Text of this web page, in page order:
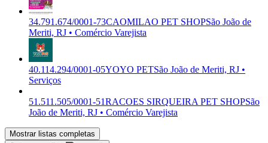
34.791.674/0001-73CAOMILAO PET SHOPSão João de
Meriti, RJ • Comércio Varejista
40.114.294/0001-05YOYO PETSão João de Meriti, RJ •
Serviços
51.511.505/0001-51RACOES SIRQUEIRA PET SHOPSão
João de Meriti, RJ • Comércio Varejista
Mostrar listas completas